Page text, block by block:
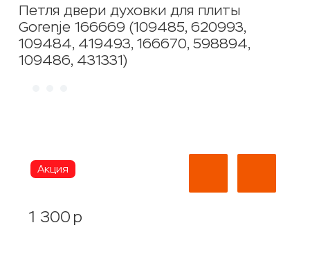
Петля двери духовки для плиты
Gorenje 166669 (109485, 620993,
109484, 419493, 166670, 598894,
109486, 431331)
Акция
1 300 p